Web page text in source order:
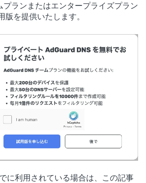
プランまたはエンタープライズプラン
を提供いたします。
に利用されている場合は、この記事